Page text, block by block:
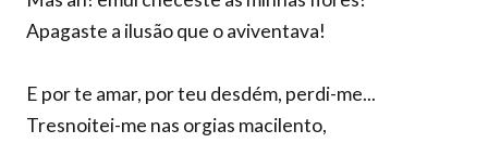
Apagaste a ilusão que o aviventava!
E por te amar, por teu desdém, perdi-me...
Tresnoitei-me nas orgias macilento,